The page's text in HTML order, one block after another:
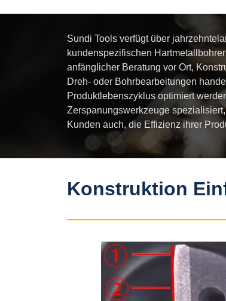
Sundi Tools verfügt über
kundenspezifischen
anfänglicher Beratung vor Ort,
Dreh- oder Bohrbearbeitungen
Produktlebenszyklus optimiert
Zerspanungswerkzeuge
Kunden auch, die Effizienz ihrer
Konstruktion